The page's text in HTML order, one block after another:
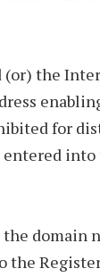
the
for
domain
the